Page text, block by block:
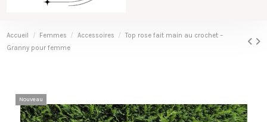
Accueil Femmes Accessoires
Top rose fait main au crochet –
Granny pour femme
Nouveau